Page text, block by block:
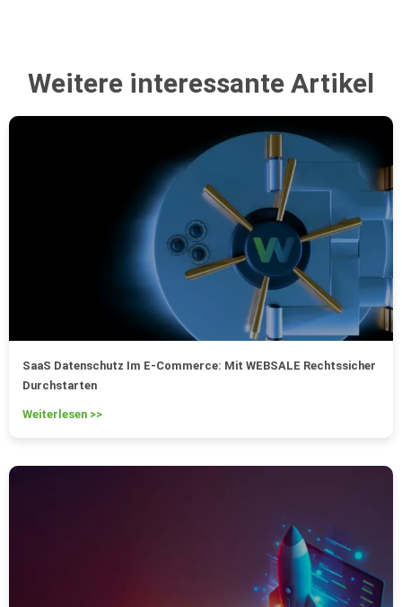
Weitere interessante Artikel
SaaS Datenschutz Im E-Commerce: Mit WEBSALE Rechtssicher
Durchstarten
Weiterlesen >>